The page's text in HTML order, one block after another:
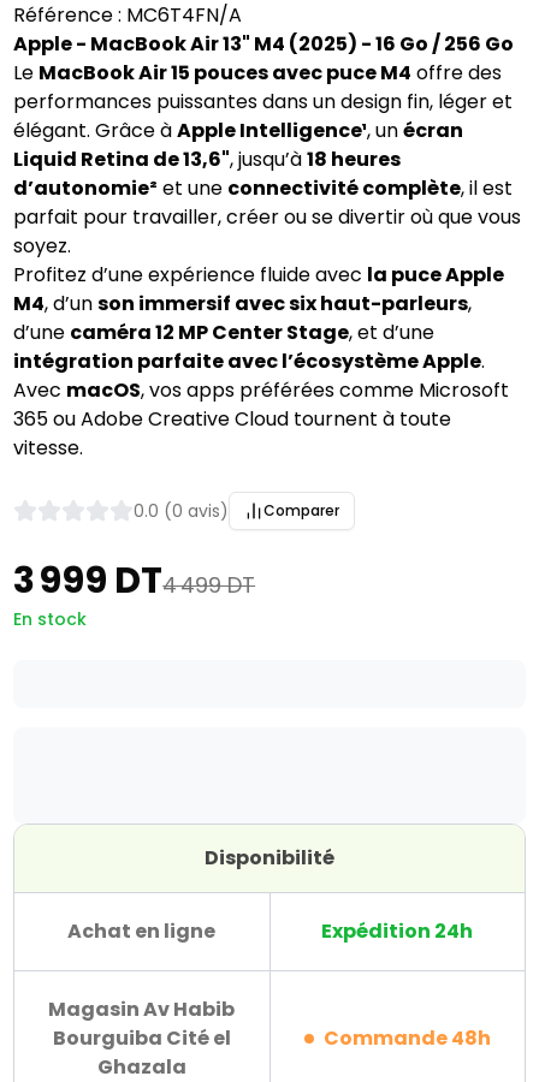
Référence : MC6T4FN/A
Apple - MacBook Air 13" M4 (2025) - 16 Go / 256 Go
Le MacBook Air 15 pouces avec puce M4 offre des
performances puissantes dans un design fin, léger et
élégant. Grâce àApple Intelligence¹, unécran
Liquid Retina de 13,6", jusqu’à18 heures
d’autonomie² et une connectivité complète, il est
parfait pour travailler, créer ou se divertir où que vous
soyez.
Profitez d’une expérience fluide avec la puce Apple
M4, d’unson immersif avec six haut-parleurs,
d’une caméra 12 MP Center Stage, et d’une
intégration parfaite avec l’écosystème Apple.
Avec macOS, vos apps préférées comme Microsoft
365 ou Adobe Creative Cloud tournent à toute
vitesse.
0.0 (0 avis) Comparer
3 999 DT4 499 DT
En stock
Disponibilité
Achat en ligne Expédition 24h
Magasin Av Habib
Bourguiba Cité el
Ghazala
Commande 48h